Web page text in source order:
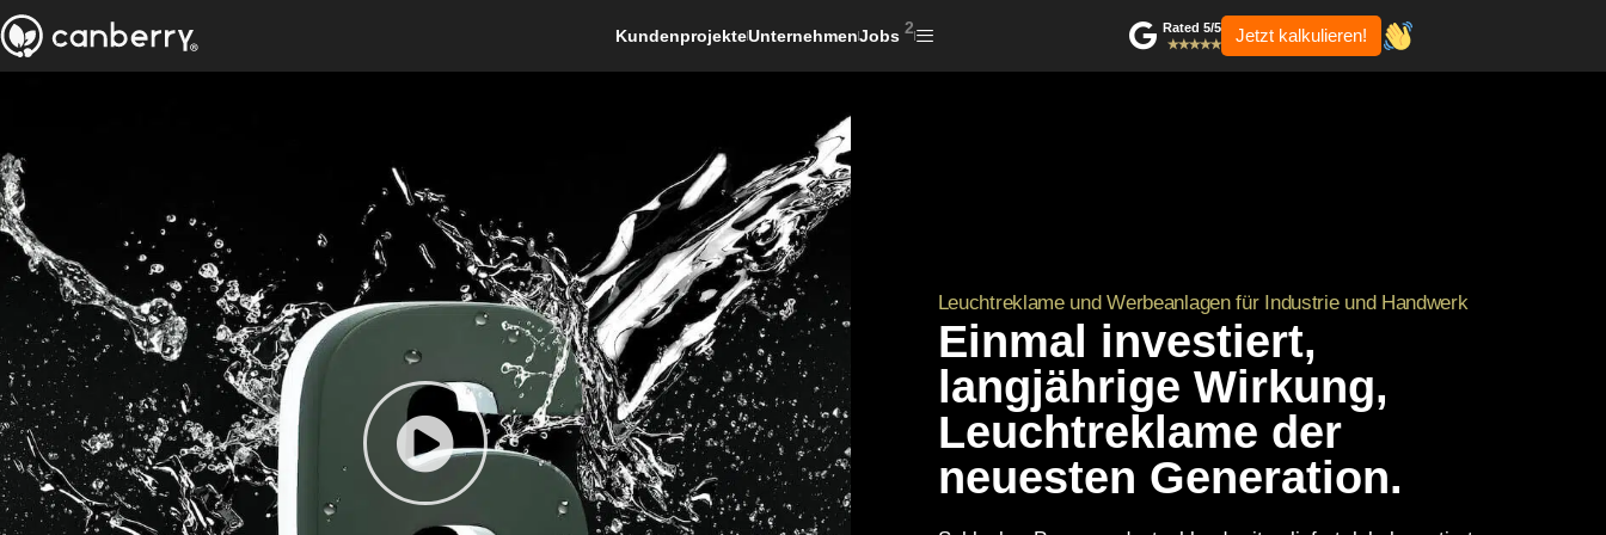
KundenprojekteUnternehmenJobs 2
Rated 5/5
✭✭✭✭✭
Jetzt kalkulieren!
Leuchtreklame und Werbeanlagen für Industrie und Handwerk
Einmal investiert,
langjährige Wirkung,
Leuchtreklame der
neuesten Generation.